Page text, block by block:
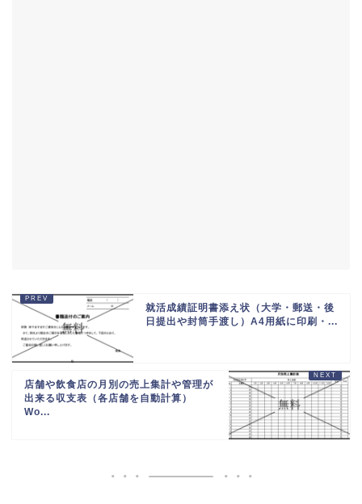
就活成績証明書添え状（大学・郵送・後
日提出や封筒手渡し）A4用紙に印刷・...
店舗や飲食店の月別の売上集計や管理が
出来る収支表（各店舗を自動計算）
Wo...